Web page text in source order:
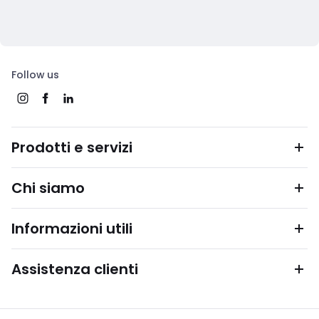
Follow us
Prodotti e servizi
Chi siamo
Informazioni utili
Assistenza clienti